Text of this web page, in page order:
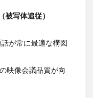
写体追従）
が常に最適な構図
映像会議品質が向